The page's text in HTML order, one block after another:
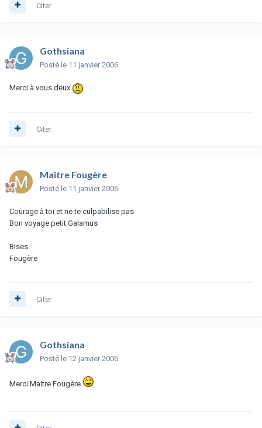
Citer
Gothsiana
Posté le 11 janvier 2006
Merci à vous deux
Citer
Maitre Fougère
Posté le 11 janvier 2006
Courage à toi et ne te culpabilise pas
Bon voyage petit Galamus
Bises
Fougère
Citer
Gothsiana
Posté le 12 janvier 2006
Merci Maitre Fougère